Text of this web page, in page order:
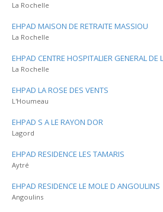
La Rochelle
EHPAD MAISON DE RETRAITE MASSIOU
La Rochelle
EHPAD CENTRE HOSPITALIER GENERAL DE
La Rochelle
EHPAD LA ROSE DES VENTS
L'Houmeau
EHPAD S A LE RAYON DOR
Lagord
EHPAD RESIDENCE LES TAMARIS
Aytré
EHPAD RESIDENCE LE MOLE D ANGOULINS
Angoulins